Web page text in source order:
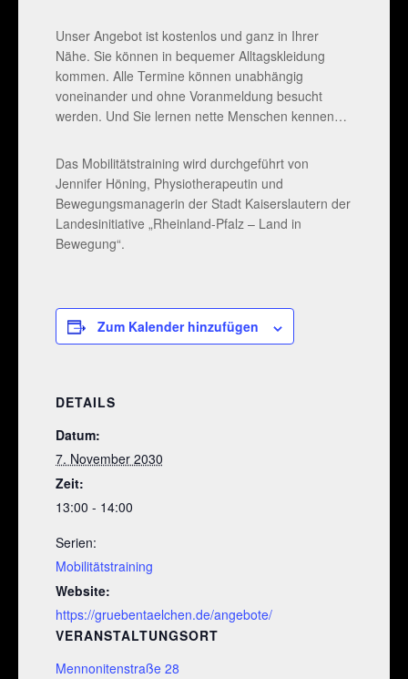
Unser Angebot ist kostenlos und ganz in Ihrer
Nähe. Sie können in bequemer Alltagskleidung
kommen. Alle Termine können unabhängig
voneinander und ohne Voranmeldung besucht
werden. Und Sie lernen nette Menschen kennen…
Das Mobilitätstraining wird durchgeführt von
Jennifer Höning, Physiotherapeutin und
Bewegungsmanagerin der Stadt Kaiserslautern der
Landesinitiative „Rheinland-Pfalz – Land in
Bewegung“.
Zum Kalender hinzufügen
DETAILS
Datum:
7. November 2030
Zeit:
13:00 - 14:00
Serien:
Mobilitätstraining
Website:
https://gruebentaelchen.de/angebote/
VERANSTALTUNGSORT
Mennonitenstraße 28